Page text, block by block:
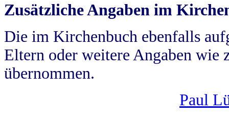
Zusätzliche Angaben im
Die im Kirchenbuch ebenfalls
Eltern oder weitere Angaben wie
übernommen.
Paul